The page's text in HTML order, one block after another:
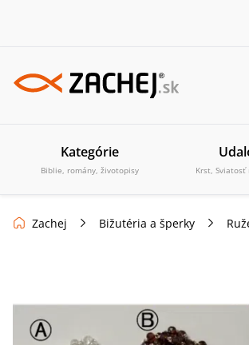
Kategórie
Biblie, romány, životopisy Krst,
Zachej Bižutéria a šperky